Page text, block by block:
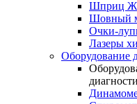
Шприц
Шовный
Очки-
Лазеры
Оборудование